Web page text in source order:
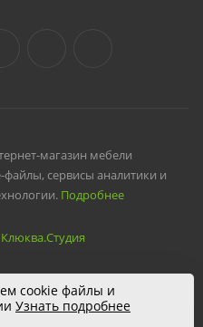
магазин мебели
сервисы аналитики и
Подробнее
Клюква.Студия
cookie файлы и
Узнать подробнее